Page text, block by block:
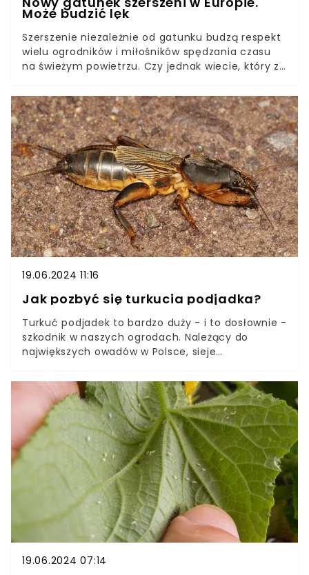
Może budzić lęk
Szerszenie niezależnie od gatunku budzą respekt
wielu ogrodników i miłośników spędzania czasu
na świeżym powietrzu. Czy jednak wiecie, który z
terenie Polski pojawił się nowy gatunek szerszeni.
Przybysze z Azji rozpalają wyobraźnię wielu osób.
Nic w tym dziwnego – ich rozmiary są
imponujące.
19.06.2024 11:16
Jak pozbyć się turkucia podjadka?
Turkuć podjadek to bardzo duży - i to dosłownie -
szkodnik w naszych ogrodach. Należący do
największych owadów w Polsce, sieje
uprzykrzając życie ogrodnikom.Kiedy zwykła
profilaktyka, pułapki i zalewanie tuneli nie
przynosi spodziewanych efektów, lepiej
zastosować sprawdzony i skuteczny sposób na
turkucia podjadka. Problem zniknie już po kilku
dobach.
19.06.2024 07:14